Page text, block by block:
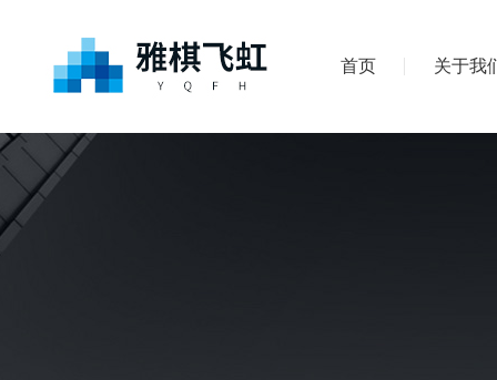
首页 关于我